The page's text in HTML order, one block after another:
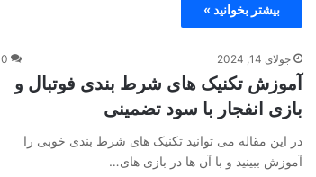
بیشتر بخوانید »
جولای 14, 2024 0
آموزش تکنیک های شرط بندی فوتبال و
بازی انفجار با سود تضمینی
در این مقاله می‌ توانید تکنیک های شرط بندی خوبی را
آموزش ببینید و با آن‌ ها در بازی‌ های…